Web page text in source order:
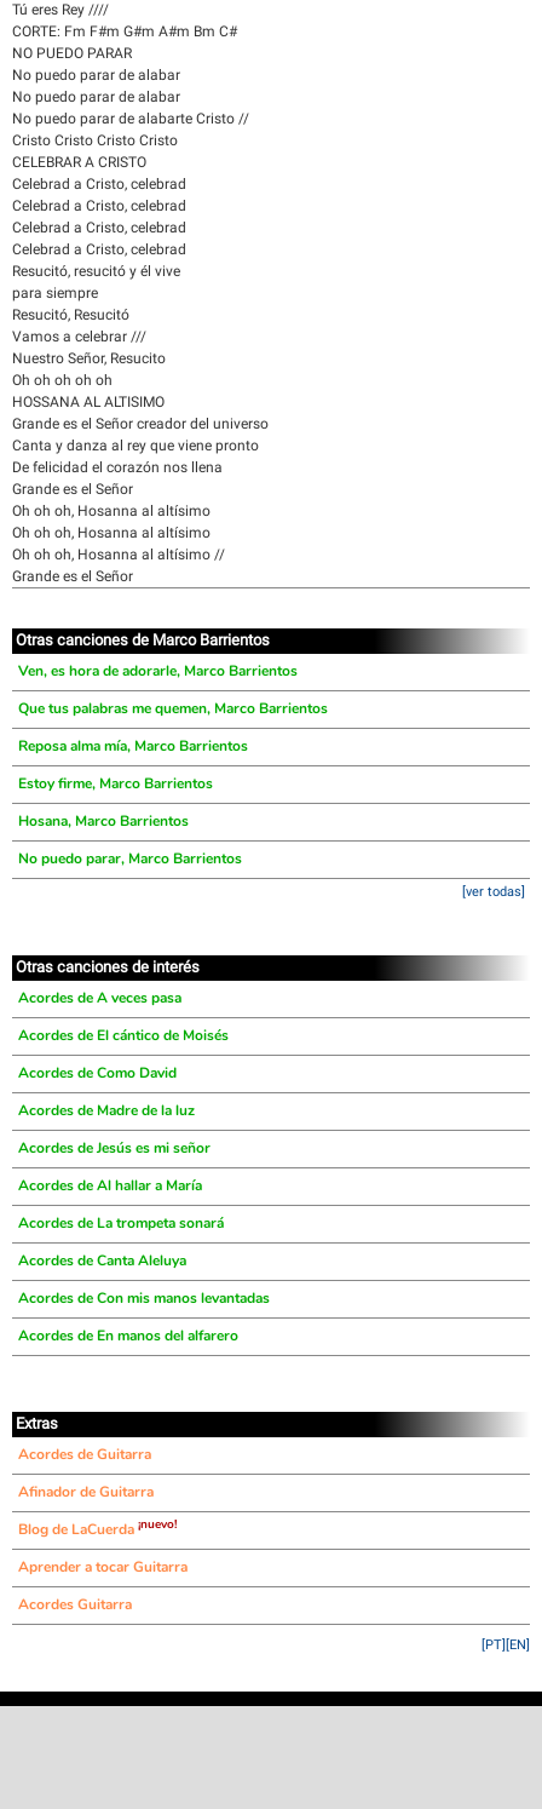
Tú eres Rey ////
CORTE: Fm F#m G#m A#m Bm C#
NO PUEDO PARAR
No puedo parar de alabar
No puedo parar de alabar
No puedo parar de alabarte Cristo //
Cristo Cristo Cristo Cristo
CELEBRAR A CRISTO
Celebrad a Cristo, celebrad
Celebrad a Cristo, celebrad
Celebrad a Cristo, celebrad
Celebrad a Cristo, celebrad
Resucitó, resucitó y él vive
para siempre
Resucitó, Resucitó
Vamos a celebrar ///
Nuestro Señor, Resucito
Oh oh oh oh oh
HOSSANA AL ALTISIMO
Grande es el Señor creador del universo
Canta y danza al rey que viene pronto
De felicidad el corazón nos llena
Grande es el Señor
Oh oh oh, Hosanna al altísimo
Oh oh oh, Hosanna al altísimo
Oh oh oh, Hosanna al altísimo //
Grande es el Señor
Otras canciones de Marco Barrientos
Ven, es hora de adorarle, Marco Barrientos
Que tus palabras me quemen, Marco Barrientos
Reposa alma mía, Marco Barrientos
Estoy firme, Marco Barrientos
Hosana, Marco Barrientos
No puedo parar, Marco Barrientos
[ver todas]
Otras canciones de interés
Acordes de A veces pasa
Acordes de El cántico de Moisés
Acordes de Como David
Acordes de Madre de la luz
Acordes de Jesús es mi señor
Acordes de Al hallar a María
Acordes de La trompeta sonará
Acordes de Canta Aleluya
Acordes de Con mis manos levantadas
Acordes de En manos del alfarero
Extras
Acordes de Guitarra
Afinador de Guitarra
Blog de LaCuerda ¡nuevo!
Aprender a tocar Guitarra
Acordes Guitarra
[EN]
[PT]